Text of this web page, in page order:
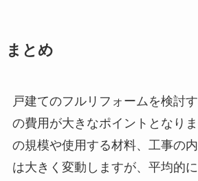
まとめ
戸建てのフルリフォームを検討
の費用が大きなポイントとなり
の規模や使用する材料、工事の
は大きく変動しますが、平均的